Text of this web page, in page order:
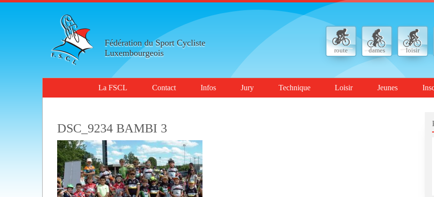
Fédération du Sport Cycliste
Luxembourgeois
route dames loisir
La FSCL Contact Infos Jury Technique Loisir Jeunes
DSC_9234 BAMBI 3